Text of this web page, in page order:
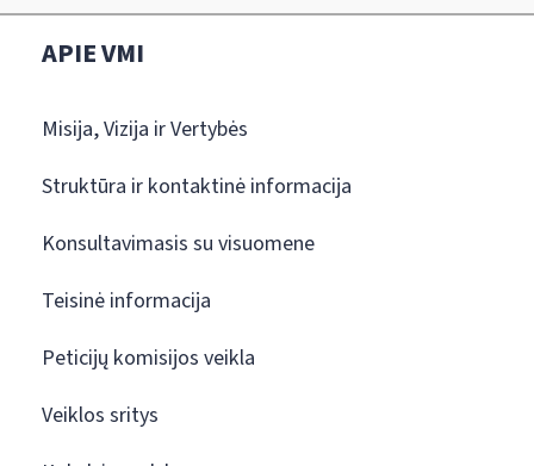
APIE VMI
Misija, Vizija ir Vertybės
Struktūra ir kontaktinė informacija
Konsultavimasis su visuomene
Teisinė informacija
Peticijų komisijos veikla
Veiklos sritys